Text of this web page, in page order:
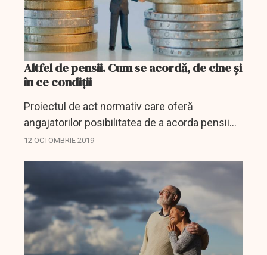
Altfel de pensii. Cum se acordă, de cine și
în ce condiții
Proiectul de act normativ care oferă
angajatorilor posibilitatea de a acorda pensii
suplimentare propriilor angajați a primit
votul senatorilor. De...
12 OCTOMBRIE 2019